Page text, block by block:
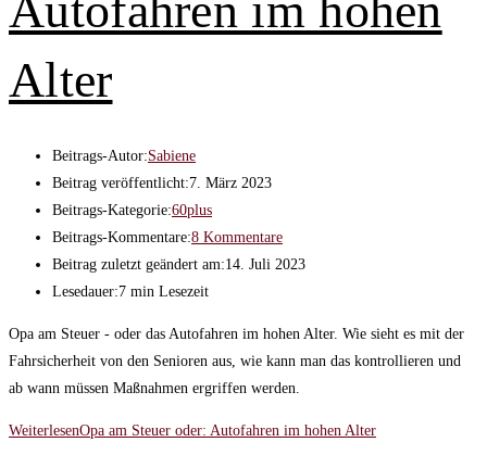
Alter
Beitrags-Autor:Sabiene
Beitrag veröffentlicht:7. März 2023
Beitrags-Kategorie:60plus
Beitrags-Kommentare:8 Kommentare
Beitrag zuletzt geändert am:14. Juli 2023
Lesedauer:7 min Lesezeit
Opa am Steuer - oder das Autofahren im hohen Alter. Wie sieht es mit der
Fahrsicherheit von den Senioren aus, wie kann man das kontrollieren und
ab wann müssen Maßnahmen ergriffen werden.
WeiterlesenOpa am Steuer oder: Autofahren im hohen Alter